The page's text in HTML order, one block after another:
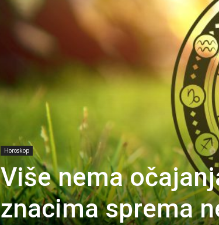
Horoskop
Više nema
znacima sprema